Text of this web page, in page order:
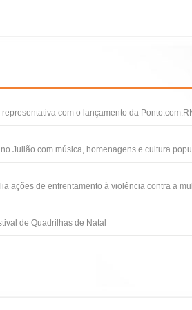
com o lançamento da
Julião com música, homenagens e cultura
ações de enfrentamento à violência contra a
de Quadrilhas de Natal